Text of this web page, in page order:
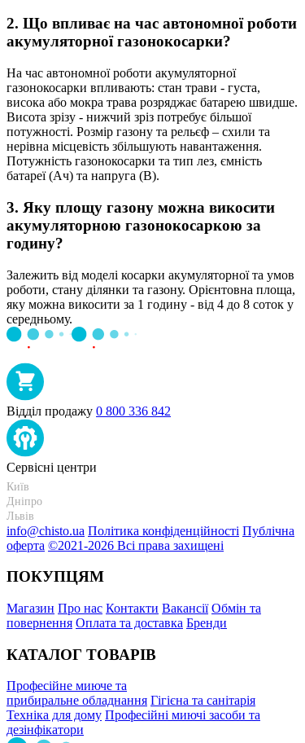
2. Що впливає на час автономної роботи
акумуляторної газонокосарки?
На час автономної роботи акумуляторної
газонокосарки впливають: стан трави - густа,
висока або мокра трава розряджає батарею швидше.
Висота зрізу - нижчий зріз потребує більшої
потужності. Розмір газону та рельєф – схили та
нерівна місцевість збільшують навантаження.
Потужність газонокосарки та тип лез, ємність
батареї (Ач) та напруга (В).
3. Яку площу газону можна викосити
акумуляторною газонокосаркою за
годину?
Залежить від моделі косарки акумуляторної та умов
роботи, стану ділянки та газону. Орієнтовна площа,
яку можна викосити за 1 годину - від 4 до 8 соток у
середньому.
Відділ продажу 0 800 336 842
Сервісні центри
Київ
Дніпро
Львів
info@chisto.ua Політика конфіденційності Публічна
оферта ©2021-2026 Всі права захищені
ПОКУПЦЯМ
Магазин Про нас Контакти Вакансії Обмін та
повернення Оплата та доставка Бренди
КАТАЛОГ ТОВАРІВ
Професійне миюче та
прибиральне обладнання Гігієна та санітарія
Техніка для дому Професійні миючі засоби та
дезінфікатори